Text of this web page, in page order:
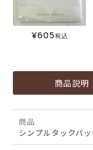
¥605税込
商品説明
商品
シンプルタックバ